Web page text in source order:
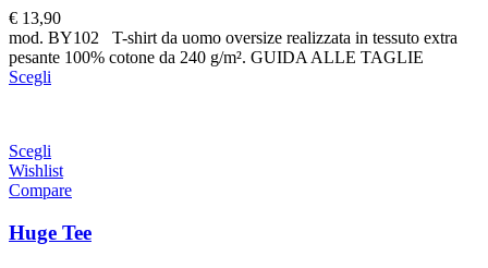
€ 13,90
mod. BY102 T-shirt da uomo oversize realizzata in tessuto extra
pesante 100% cotone da 240 g/m². GUIDA ALLE TAGLIE
Scegli
Scegli
Wishlist
Compare
Huge Tee